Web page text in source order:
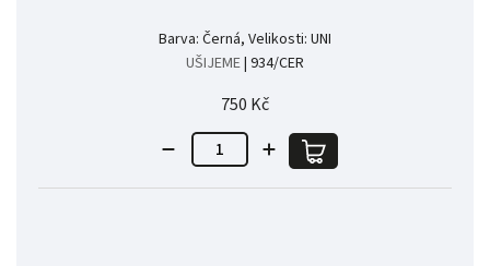
Barva: Černá, Velikosti: UNI
UŠIJEME| 934/CER
750 Kč